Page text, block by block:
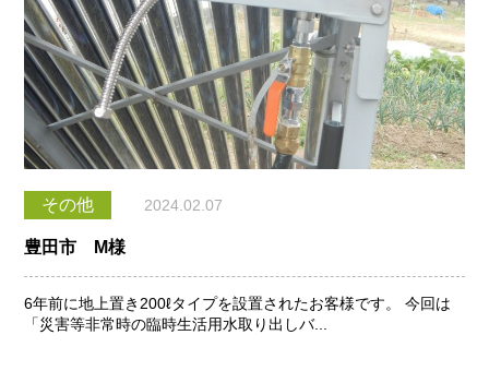
その他 2024.02.07
豊田市 M様
6年前に地上置き200ℓタイプを設置されたお客様です。 今回は
「災害等非常時の臨時生活用水取り出しバ...